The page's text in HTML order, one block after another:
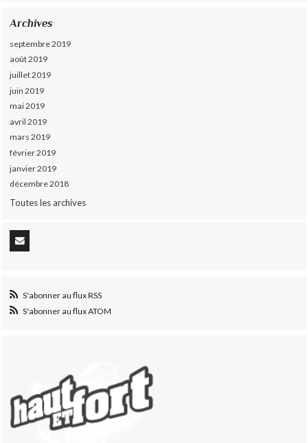
Archives
septembre 2019
août 2019
juillet 2019
juin 2019
mai 2019
avril 2019
mars 2019
février 2019
janvier 2019
décembre 2018
Toutes les archives
S'abonner au flux RSS
S'abonner au flux ATOM